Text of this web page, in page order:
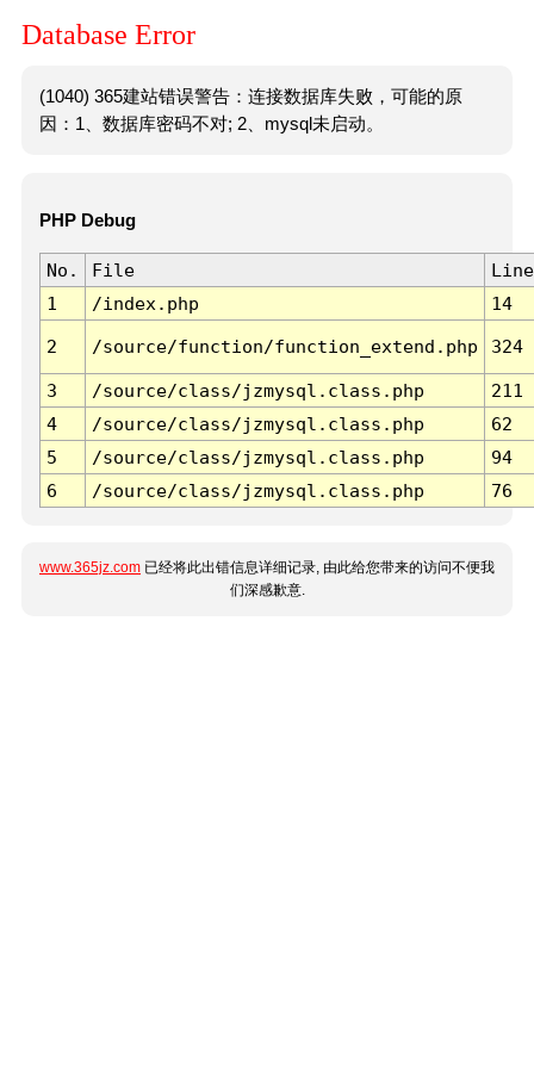
Database Error
(1040) 365建站错误警告：连接数据库失败，可能的原
因：1、数据库密码不对; 2、mysql未启动。
PHP Debug
No. File
Line
1
/index.php 14
2 /source/function/function_extend.php 324
3 /source/class/jzmysql.class.php
211
4
/source/class/jzmysql.class.php
62
5
/source/class/jzmysql.class.php
94
6
/source/class/jzmysql.class.php 76
www.365jz.com 已经将此出错信息详细记录, 由此给您带来的访问不便我
们深感歉意.